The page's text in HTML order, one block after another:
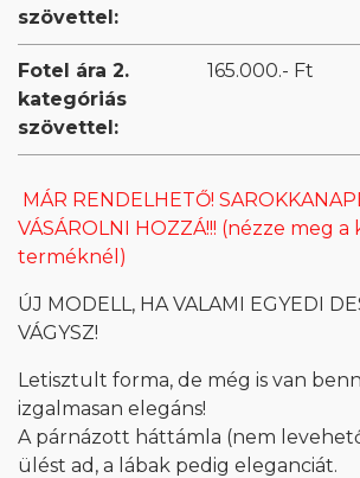
szövettel:
Fotel ára 2.
kategóriás
szövettel:
165.000.- Ft
MÁR RENDELHETŐ!
VÁSÁROLNI HOZZÁ!!! (nézze meg a
terméknél)
ÚJ MODELL, HA VALAMI EGYEDI
VÁGYSZ!
Letisztult forma, de még is van
izgalmasan elegáns!
A párnázott háttámla (nem
ülést ad, a lábak pedig eleganciát.